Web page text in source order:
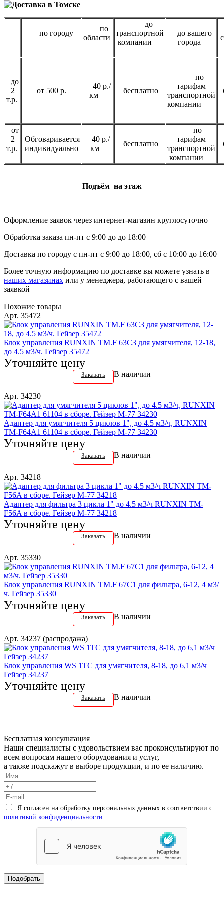
по городу
по
области
до
транспортной
компании
до вашего
города
до
2
т.р.
от 500 р.
40 р./
км
бесплатно
по
тарифам
транспортной
компании
от
2
т.р.
Обговаривается
индивидуально
40 р./
км
бесплатно
по
тарифам
транспортной
компании
Подъём на этаж
Оформление заявок через интернет-магазин круглосуточно
Обработка заказа пн-пт с 9:00 до до 18:00
Доставка по городу с пн-пт с 9:00 до 18:00, сб с 10:00 до 16:00
Более точную информацию по доставке вы можете узнать в
наших магазинах или у менеджера, работающего с вашей
заявкой
Похожие товары
Арт. 35472
Блок управления RUNXIN TM.F 63C3 для умягчителя, 12-18,
до 4.5 м3/ч. Гейзер 35472
Уточняйте цену
Заказать В наличии
Арт. 34230
Адаптер для умягчителя 5 циклов 1", до 4.5 м3/ч, RUNXIN
TM-F64A1 61104 в сборе. Гейзер М-77 34230
Уточняйте цену
Заказать В наличии
Арт. 34218
Адаптер для фильтра 3 цикла 1" до 4.5 м3/ч RUNXIN TM-
F56A в сборе. Гейзер М-77 34218
Уточняйте цену
Заказать В наличии
Арт. 35330
Блок управления RUNXIN TM.F 67C1 для фильтра, 6-12, 4 м3/
ч. Гейзер 35330
Уточняйте цену
Заказать В наличии
Арт. 34237 (распродажа)
Блок управления WS 1TC для умягчителя, 8-18, до 6,1 м3/ч
Гейзер 34237
Уточняйте цену
Заказать В наличии
Бесплатная консультация
Наши специалисты с удовольствием вас проконсультируют по
всем вопросам нашего оборудования и услуг,
а также подскажут в выборе продукции, и по ее наличию.
Я согласен на обработку персональных данных в соответствии с
политикой конфиденциальности